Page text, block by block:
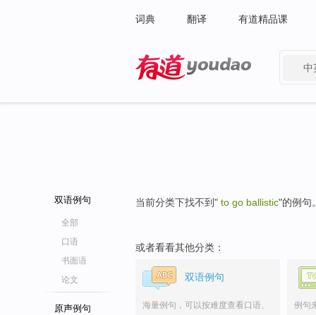
词典 翻译 有道精品课
中
双语例句
全部
口语
书面语
论文
原声例句
当前分类下找不到" to go ballistic"的例句。
或者看看其他分类：
双语例句
海量例句，可以按难度查看口语、
例句